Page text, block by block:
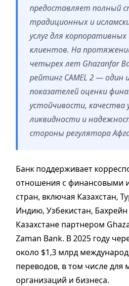
предоставляет полный
традиционных и
услуг для
клиентов. На
четырех лет Ghazanfar
рейтинг CAMEL 2 — один
показателей оценки
устойчивости, качества
ликвидности и
стороны регулятора
Банк поддерживает
отношения с финансовыми
стран, включая Казахстан,
Индию, Узбекистан, Бахрейн
Казахстане партнером
Zaman Bank. В 2025 году
около $1,3 млрд
переводов, в том числе для
организаций и бизнеса.